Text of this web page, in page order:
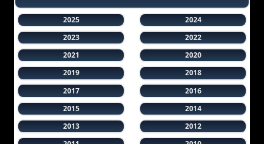
2025
2024
2023
2022
2021
2020
2019
2018
2017
2016
2015
2014
2013
2012